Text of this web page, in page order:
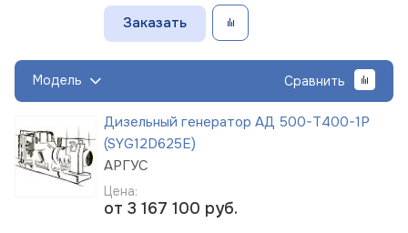
Заказать
Модель Сравнить
Дизельный генератор АД 500-Т400-1Р
(SYG12D625E)
АРГУС
Цена:
от 3 167 100 руб.